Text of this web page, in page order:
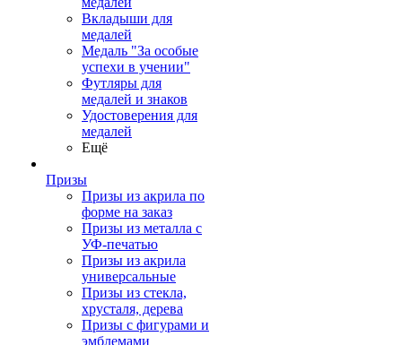
Вкладыши для
медалей
Медаль "За особые
успехи в учении"
Футляры для
медалей и знаков
Удостоверения для
медалей
Ещё
Призы
Призы из акрила по
форме на заказ
Призы из металла с
УФ-печатью
Призы из акрила
универсальные
Призы из стекла,
хрусталя, дерева
Призы с фигурами и
эмблемами